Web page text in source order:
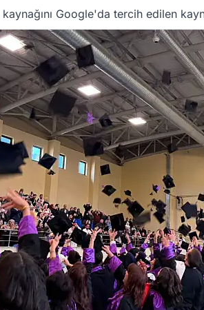
kaynağını Google'da tercih edilen